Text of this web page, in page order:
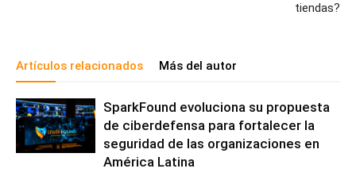
tiendas?
Artículos relacionados Más del autor
SparkFound evoluciona su propuesta
de ciberdefensa para fortalecer la
seguridad de las organizaciones en
América Latina